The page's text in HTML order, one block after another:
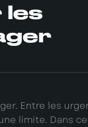
les
Entre les
limite. Dans